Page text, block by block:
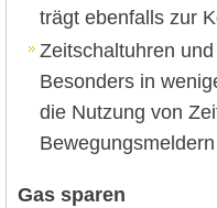
trägt ebenfalls zur
Zeitschaltuhren
Besonders in
die Nutzung von
Gas sparen